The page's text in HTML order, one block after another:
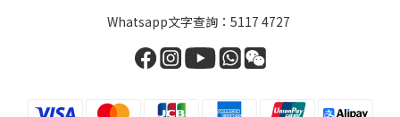
Whatsapp文字查詢：5117 4727